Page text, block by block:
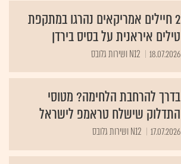
2 חיילים אמריקאים נהרגו במתקפת
טילים איראנית על בסיס בירדן
18.07.2026 N12 ושירות גלובס
בדרך להרחבת הלחימה? מטוסי
התדלוק שישלח טראמפ לישראל
17.07.2026 N12 ושירות גלובס